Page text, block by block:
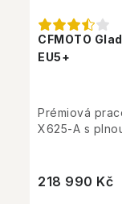
CFMOTO
EU5+
218 990 Kč
Prémiová
X625-A s